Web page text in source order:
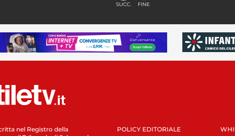
SUCC. FINE
nel Registro della
POLICY EDITORIALE